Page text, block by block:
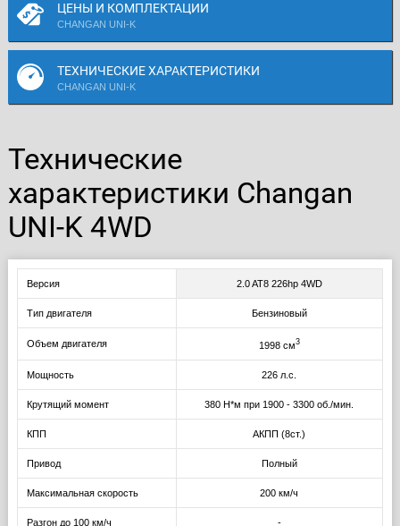
ЦЕНЫ И КОМПЛЕКТАЦИИ
CHANGAN UNI-K
ТЕХНИЧЕСКИЕ ХАРАКТЕРИСТИКИ
CHANGAN UNI-K
Технические
характеристики Changan
UNI-K 4WD
Версия 2.0 AT8 226hp 4WD
Тип двигателя Бензиновый
Объем двигателя 1998 см3
Мощность 226 л.с.
Крутящий момент 380 Н*м при 1900 - 3300 об./мин.
КПП АКПП (8ст.)
Привод Полный
Максимальная скорость 200 км/ч
Разгон до 100 км/ч -